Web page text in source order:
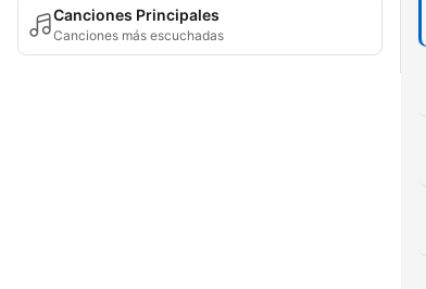
Canciones Principales
Canciones más escuchadas